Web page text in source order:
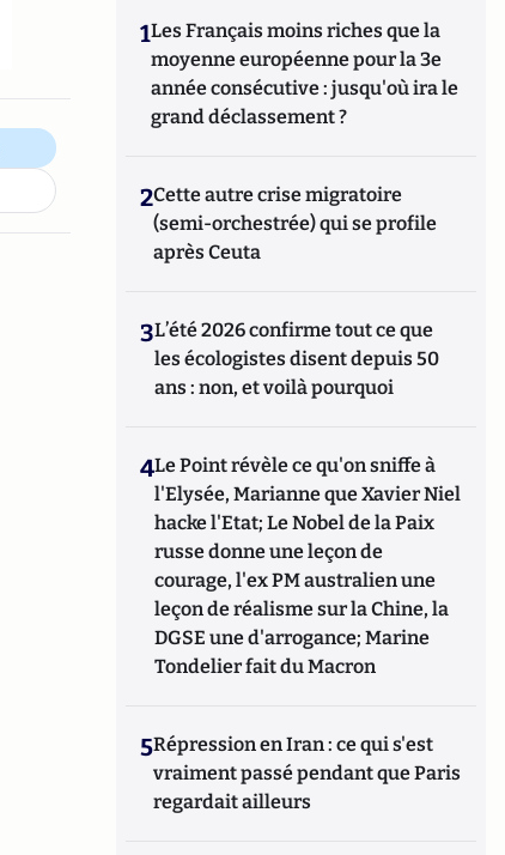
1Les Français moins riches que la
moyenne européenne pour la 3e
année consécutive : jusqu'où ira le
grand déclassement ?
2Cette autre crise migratoire
(semi-orchestrée) qui se profile
après Ceuta
3L’été 2026 confirme tout ce que
les écologistes disent depuis 50
ans : non, et voilà pourquoi
4Le Point révèle ce qu'on sniffe à
l'Elysée, Marianne que Xavier Niel
hacke l'Etat; Le Nobel de la Paix
russe donne une leçon de
courage, l'ex PM australien une
leçon de réalisme sur la Chine, la
DGSE une d'arrogance; Marine
Tondelier fait du Macron
5Répression en Iran : ce qui s'est
vraiment passé pendant que Paris
regardait ailleurs